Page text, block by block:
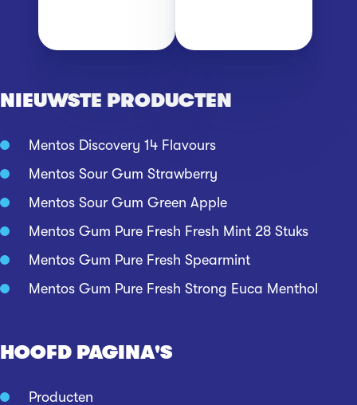
NIEUWSTE PRODUCTEN
Mentos Discovery 14 Flavours
Mentos Sour Gum Strawberry
Mentos Sour Gum Green Apple
Mentos Gum Pure Fresh Fresh Mint 28 Stuks
Mentos Gum Pure Fresh Spearmint
Mentos Gum Pure Fresh Strong Euca Menthol
HOOFD PAGINA'S
Producten